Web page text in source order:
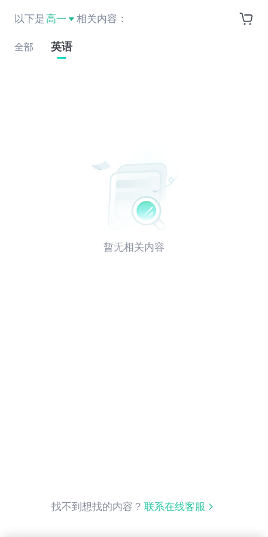
以下是高一 相关内容：
全部 英语
暂无相关内容
找不到想找的内容？ 联系在线客服